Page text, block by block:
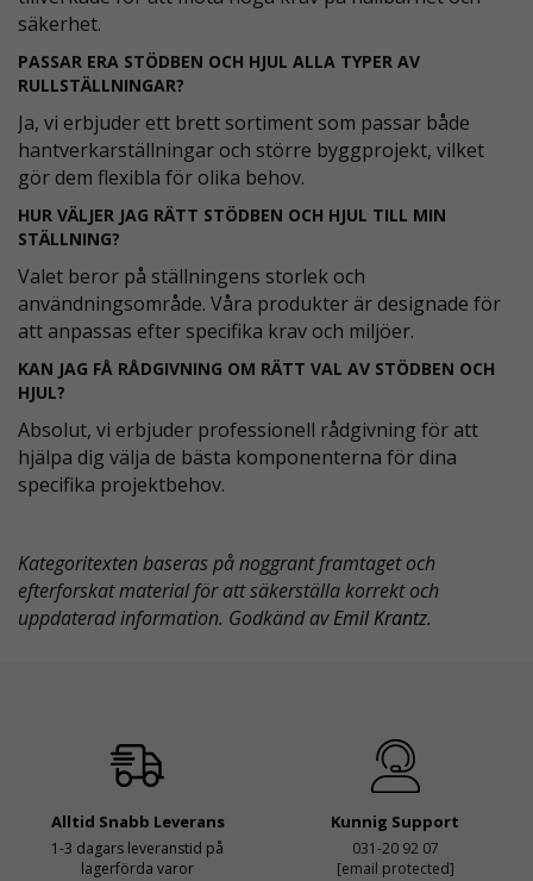
säkerhet.
PASSAR ERA STÖDBEN OCH HJUL ALLA TYPER AV
RULLSTÄLLNINGAR?
Ja, vi erbjuder ett brett sortiment som passar både
hantverkarställningar och större byggprojekt, vilket
gör dem flexibla för olika behov.
HUR VÄLJER JAG RÄTT STÖDBEN OCH HJUL TILL MIN
STÄLLNING?
Valet beror på ställningens storlek och
användningsområde. Våra produkter är designade för
att anpassas efter specifika krav och miljöer.
KAN JAG FÅ RÅDGIVNING OM RÄTT VAL AV STÖDBEN OCH
HJUL?
Absolut, vi erbjuder professionell rådgivning för att
hjälpa dig välja de bästa komponenterna för dina
specifika projektbehov.
Kategoritexten baseras på noggrant framtaget och
efterforskat material för att säkerställa korrekt och
uppdaterad information. Godkänd avEmil Krantz.
Alltid Snabb Leverans
1-3 dagars leveranstid på
lagerförda varor
Kunnig Support
031-20 92 07
[email protected]